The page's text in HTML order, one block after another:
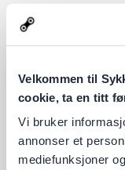
Velkommen til
cookie, ta en titt
Vi bruker
annonser et
mediefunksjoner
Design
for norske
Lezyne er kjent
baklys er ikke noe
materialer som
Med god IP-
optimalt selv på